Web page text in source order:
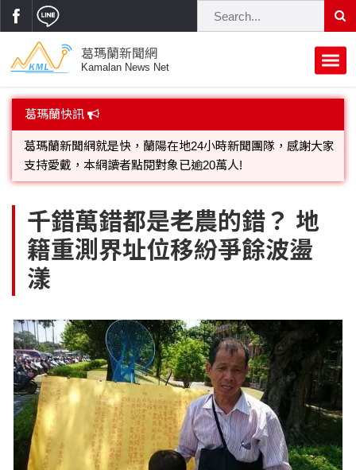
葛瑪蘭新聞網
Kamalan News Net
首頁
蘭陽大代誌
府會議題
街坊大小事
交通警消
地方大小事
校園動態
原住民動態
軍事新聞
立法院
黨政新聞
府院動態
選舉新聞
總統大選
立委選舉
縣市長選舉
議員民代選舉
鄉鎮長村里長選舉
五合一選舉
溫馨關懷
親子活動
公益行善
溫馨關懷
藝文走廊
民俗薪傳
藝文展覽
專題講座
話說文史
時尚你我他
休閒旅遊
時尚行業
美食料理
醫療養生
醫藥新訊
衞生保健
【博愛醫療公益服務隊】專欄
產業科技
科技新知
產業招商
我要爆料
網友爆料
活動專頁
葛瑪蘭快訊
支持愛戴，本網讀者點閱對象已逾20萬人!
千錯萬錯都是老農的錯？ 地
籍重測界址位移紛爭餘波盪
漾